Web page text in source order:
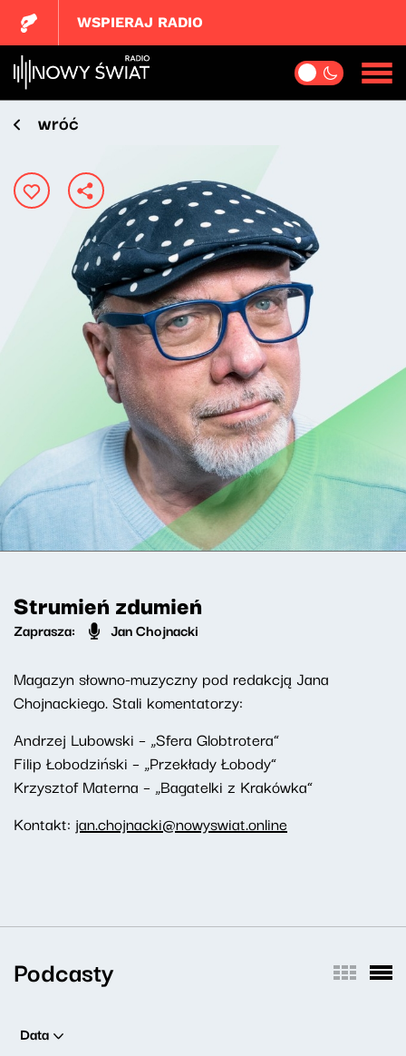
WSPIERAJ RADIO
wróć
Strumień zdumień
Zaprasza: Jan Chojnacki
Magazyn słowno-muzyczny pod redakcją Jana
Chojnackiego. Stali komentatorzy:
Andrzej Lubowski – „Sfera Globtrotera”
Filip Łobodziński – „Przekłady Łobody”
Krzysztof Materna – „Bagatelki z Krakówka”
Kontakt: jan.chojnacki@nowyswiat.online
Podcasty
Data